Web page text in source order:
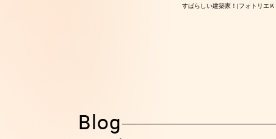
すばらしい建築家！|フォトリエ